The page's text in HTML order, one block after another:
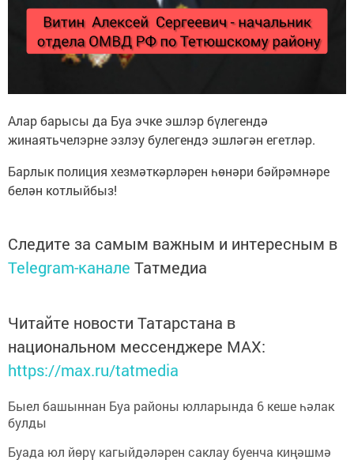
Алар барысы да Буа эчке эшлэр бүлегендә
жинаятьчелэрне эзлэу булегендэ эшләгән егетләр.
Барлык полиция хезмәткәрләрен һөнәри бәйрәмнәре
белән котлыйбыз!
Следите за самым важным и интересным в
Telegram-канале Татмедиа
Читайте новости Татарстана в
национальном мессенджере MАХ:
https://max.ru/tatmedia
Быел башыннан Буа районы юлларында 6 кеше һәлак
булды
Буада юл йөрү кагыйдәләрен саклау буенча киңәшмә